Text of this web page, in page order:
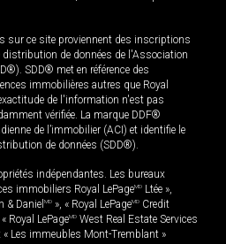
sur ce site proviennent des inscriptions
distribution de données de l'Association
SDD® met en référence des
immobilières autres que Royal
de l'information n'est pas
vérifiée. La marque DDF®
de l’immobilier (ACI) et identifie le
de données (SDD®).
indépendantes. Les bureaux
immobiliers Royal LePageMD Ltée »,
Daniel MD », « Royal LePageMD Credit
Royal LePageMD West Real Estate Services
« Les immeubles Mont-Tremblant »